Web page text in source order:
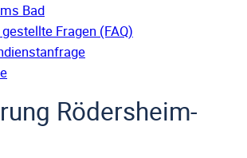
Bad
Fragen (FAQ)
Rödersheim-